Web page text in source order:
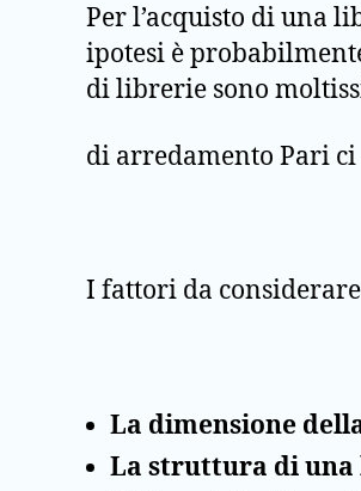
Per l’acquisto di una
ipotesi è
di librerie sono
di arredamento Pari
I fattori da considerare
La dimensione
La struttura di